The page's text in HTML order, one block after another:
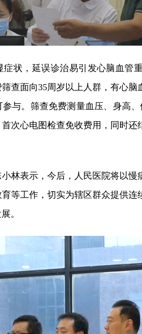
状，延误诊治易引发心脑血管
查面向35周岁以上人群，有心脑
与。筛查免费测量血压、身高
次心电图检查免收费用，同时
林表示，今后，人民医院将以慢
等工作，切实为辖区群众提供
。